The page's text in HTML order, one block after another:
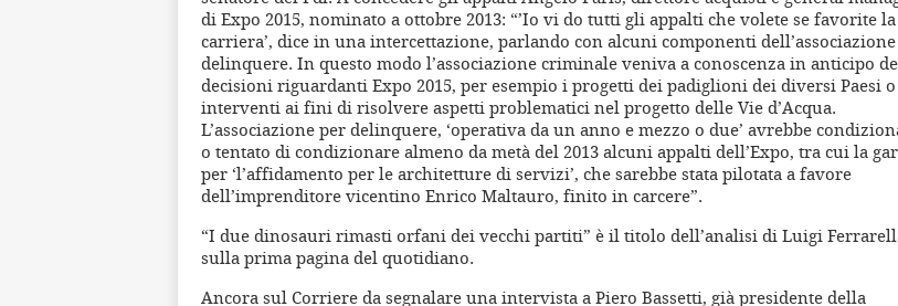
di Expo 2015, nominato a ottobre 2013: “’Io vi do tutti gli appalti che volete se favorite
carriera’, dice in una intercettazione, parlando con alcuni componenti dell’associazione
delinquere. In questo modo l’associazione criminale veniva a conoscenza in anticipo
decisioni riguardanti Expo 2015, per esempio i progetti dei padiglioni dei diversi Paesi
interventi ai fini di risolvere aspetti problematici nel progetto delle Vie d’Acqua.
L’associazione per delinquere, ‘operativa da un anno e mezzo o due’ avrebbe
o tentato di condizionare almeno da metà del 2013 alcuni appalti dell’Expo, tra cui la
per ‘l’affidamento per le architetture di servizi’, che sarebbe stata pilotata a favore
dell’imprenditore vicentino Enrico Maltauro, finito in carcere”.
“I due dinosauri rimasti orfani dei vecchi partiti” è il titolo dell’analisi di Luigi
sulla prima pagina del quotidiano.
Ancora sul Corriere da segnalare una intervista a Piero Bassetti, già presidente della